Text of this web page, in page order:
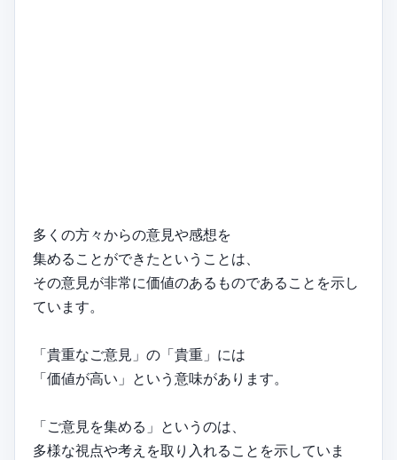
多くの方々からの意見や感想を
集めることができたということは、
その意見が非常に価値のあるものであることを示し
ています。
「貴重なご意見」の「貴重」には
「価値が高い」という意味があります。
「ご意見を集める」というのは、
多様な視点や考えを取り入れることを示していま